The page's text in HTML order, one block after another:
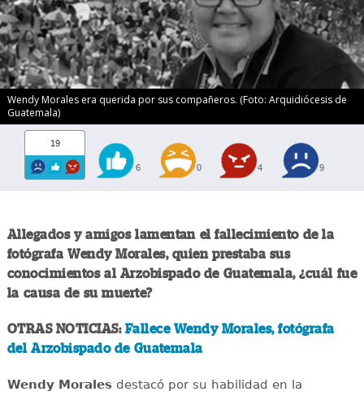
Wendy Morales era querida por sus compañeros. (Foto: Arquidiócesis de
Guatemala)
19
6 0 4 9
Allegados y amigos lamentan el fallecimiento de la
fotógrafa Wendy Morales, quien prestaba sus
conocimientos al Arzobispado de Guatemala, ¿cuál fue
la causa de su muerte?
OTRAS NOTICIAS: Fallece Wendy Morales, fotógrafa
del Arzobispado de Guatemala
Wendy Moralesdestacó por su habilidad en la